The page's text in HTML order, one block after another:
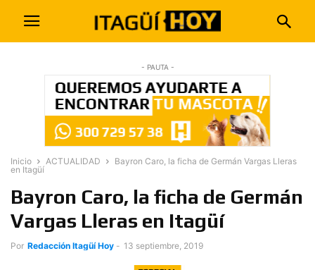
- PAUTA -
Inicio ACTUALIDAD
Bayron Caro, la ficha de Germán Vargas Lleras
en Itagüí
Bayron Caro, la ficha de Germán
Vargas Lleras en Itagüí
Por Redacción Itagüí Hoy - 13 septiembre, 2019